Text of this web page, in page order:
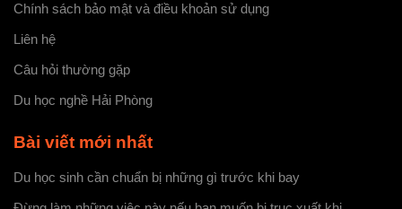
Chính sách bảo mật và điều khoản sử dụng
Liên hệ
Câu hỏi thường gặp
Du học nghề Hải Phòng
Bài viết mới nhất
Du học sinh cần chuẩn bị những gì trước khi bay